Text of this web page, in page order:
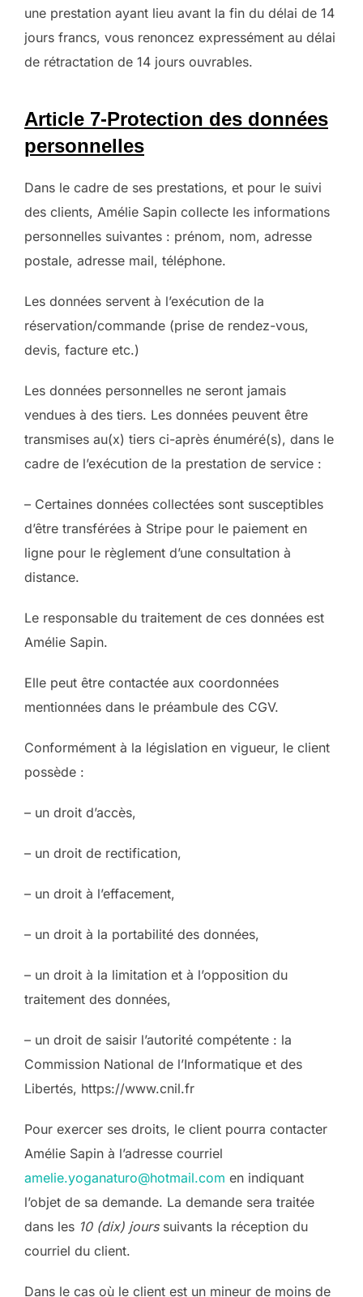
une prestation ayant lieu avant la fin du délai de 14
jours francs, vous renoncez expressément au délai
de rétractation de 14 jours ouvrables.
Article 7-Protection des données
personnelles
Dans le cadre de ses prestations, et pour le suivi
des clients, Amélie Sapin collecte les informations
personnelles suivantes : prénom, nom, adresse
postale, adresse mail, téléphone.
Les données servent à l’exécution de la
réservation/commande (prise de rendez-vous,
devis, facture etc.)
Les données personnelles ne seront jamais
vendues à des tiers. Les données peuvent être
transmises au(x) tiers ci-après énuméré(s), dans le
cadre de l’exécution de la prestation de service :
– Certaines données collectées sont susceptibles
d’être transférées à Stripe pour le paiement en
ligne pour le règlement d’une consultation à
distance.
Le responsable du traitement de ces données est
Amélie Sapin.
Elle peut être contactée aux coordonnées
mentionnées dans le préambule des CGV.
Conformément à la législation en vigueur, le client
possède :
– un droit d’accès,
– un droit de rectification,
– un droit à l’effacement,
– un droit à la portabilité des données,
– un droit à la limitation et à l’opposition du
traitement des données,
– un droit de saisir l’autorité compétente : la
Commission National de l’Informatique et des
Libertés, https://www.cnil.fr
Pour exercer ses droits, le client pourra contacter
Amélie Sapin à l’adresse courriel
amelie.yoganaturo@hotmail.com en indiquant
l’objet de sa demande. La demande sera traitée
dans les 10 (dix) jours suivants la réception du
courriel du client.
Dans le cas où le client est un mineur de moins de